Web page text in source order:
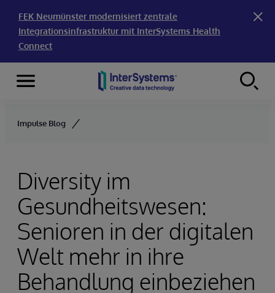
FEK Neumünster modernisiert zentrale
Integrationsinfrastruktur mit InterSystems Health
Connect
Skip to content
Menu
Impulse Blog
Diversity im
Gesundheitswesen:
Senioren in der digitalen
Welt mehr in ihre
Behandlung einbeziehen